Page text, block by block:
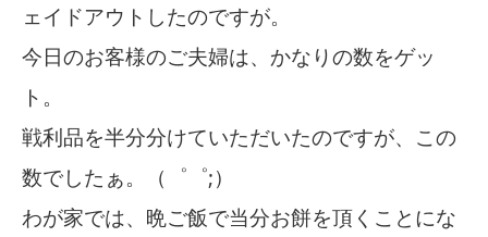
ェイドアウトしたのですが。
今日のお客様のご夫婦は、かなりの数をゲッ
ト。
戦利品を半分分けていただいたのですが、この
数でしたぁ。（゜゜;）
わが家では、晩ご飯で当分お餅を頂くことにな